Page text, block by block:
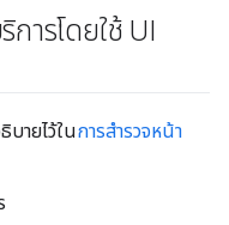
ารโดยใช้ UI
บายไว้ในการสำรวจหน้า